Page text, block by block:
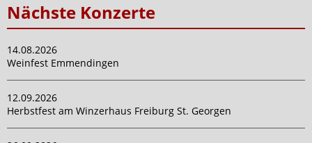
Nächste Konzerte
14.08.2026
Weinfest Emmendingen
12.09.2026
Herbstfest am Winzerhaus Freiburg St. Georgen